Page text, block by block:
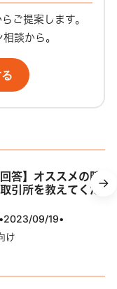
ご提案します。
談から。
回答】オススメの暗
引所を教えてくだ
•2023/09/19•
け